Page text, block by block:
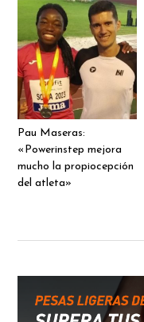
Pau Maseras:
«Powerinstep mejora
mucho la propiocepción
del atleta»